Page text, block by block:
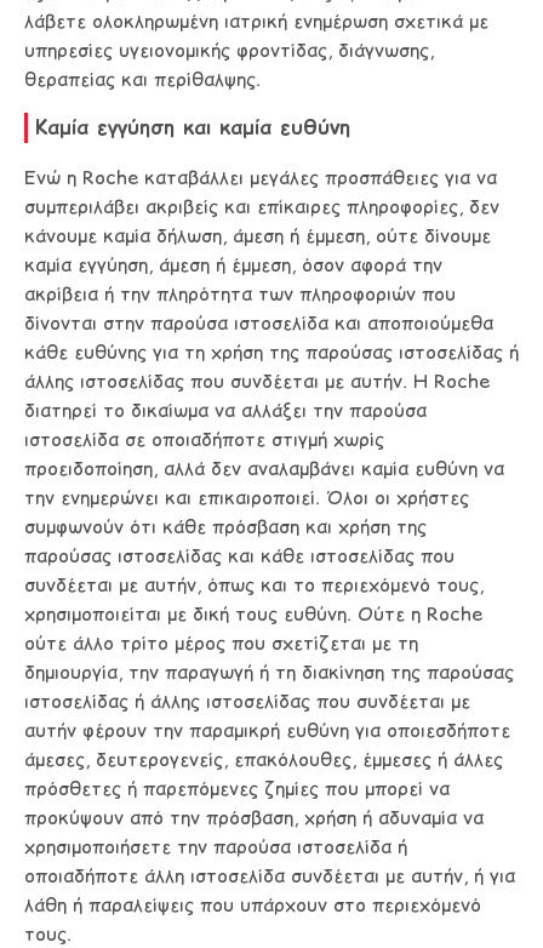
λάβετε ολοκληρωμένη ιατρική ενημέρωση σχετικά με
υπηρεσίες υγειονομικής φροντίδας, διάγνωσης,
θεραπείας και περίθαλψης.
Καμία εγγύηση και καμία ευθύνη
Ενώ η Roche καταβάλλει μεγάλες προσπάθειες για να
συμπεριλάβει ακριβείς και επίκαιρες πληροφορίες, δεν
κάνουμε καμία δήλωση, άμεση ή έμμεση, ούτε δίνουμε
καμία εγγύηση, άμεση ή έμμεση, όσον αφορά την
ακρίβεια ή την πληρότητα των πληροφοριών που
δίνονται στην παρούσα ιστοσελίδα και αποποιούμεθα
κάθε ευθύνης για τη χρήση της παρούσας ιστοσελίδας ή
άλλης ιστοσελίδας που συνδέεται με αυτήν. Η Roche
διατηρεί το δικαίωμα να αλλάξει την παρούσα
ιστοσελίδα σε οποιαδήποτε στιγμή χωρίς
προειδοποίηση, αλλά δεν αναλαμβάνει καμία ευθύνη να
την ενημερώνει και επικαιροποιεί. Όλοι οι χρήστες
συμφωνούν ότι κάθε πρόσβαση και χρήση της
παρούσας ιστοσελίδας και κάθε ιστοσελίδας που
συνδέεται με αυτήν, όπως και το περιεχόμενό τους,
χρησιμοποιείται με δική τους ευθύνη. Ούτε η Roche
ούτε άλλο τρίτο μέρος που σχετίζεται με τη
δημιουργία, την παραγωγή ή τη διακίνηση της παρούσας
ιστοσελίδας ή άλλης ιστοσελίδας που συνδέεται με
αυτήν φέρουν την παραμικρή ευθύνη για οποιεσδήποτε
άμεσες, δευτερογενείς, επακόλουθες, έμμεσες ή άλλες
πρόσθετες ή παρεπόμενες ζημίες που μπορεί να
προκύψουν από την πρόσβαση, χρήση ή αδυναμία να
χρησιμοποιήσετε την παρούσα ιστοσελίδα ή
οποιαδήποτε άλλη ιστοσελίδα συνδέεται με αυτήν, ή για
λάθη ή παραλείψεις που υπάρχουν στο περιεχόμενό
τους.